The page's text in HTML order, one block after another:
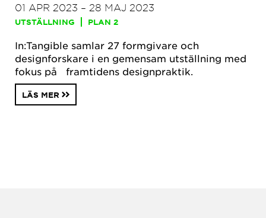
01 APR 2023 – 28 MAJ 2023
UTSTÄLLNING PLAN 2
In:Tangible samlar 27 formgivare och
designforskare i en gemensam utställning med
fokus på framtidens designpraktik.
LÄS MER